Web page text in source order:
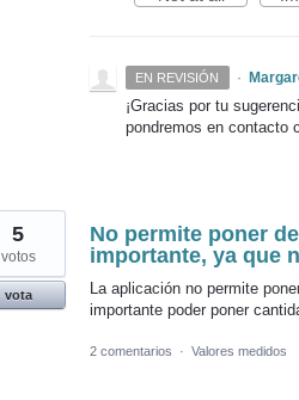
EN REVISIÓN ·
¡Gracias por tu
pondremos en contacto
No permite poner
importante, ya que
La aplicación no permite
importante poder poner
5
votos
vota
2 comentarios · Valores medidos